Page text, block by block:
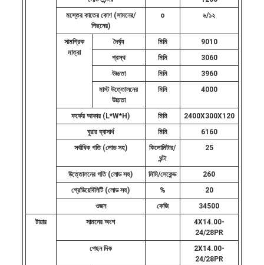
মস্তের কাতের কোণ (সামনের/
পিছনের)
o ৬/১২
সামগ্রিক
মাত্রা
দৈর্ঘ্য মিমি
9010
প্রস্থ
মিমি
3060
উচ্চতা
মিমি
3960
মাস্ট উত্তোলনের
উচ্চতা
মিমি 4000
ফর্কের আকার (L*W*H) মিমি
2400X300X120
ঘুরার ব্যাসার্ধ
মিমি
6160
সর্বাধিক গতি (লোড সহ)
কিলোমিটার/
ঘন্টা
25
উত্তোলনের গতি (লোড সহ) মিমি/সেকেন্ড
260
গ্রেডিয়েবিলিটি (লোড সহ)
%
20
ওজন
কেজি
34500
টায়ার
সামনের অংশ
4X14.00-
24/28PR
পেছন দিক
2X14.00-
24/28PR